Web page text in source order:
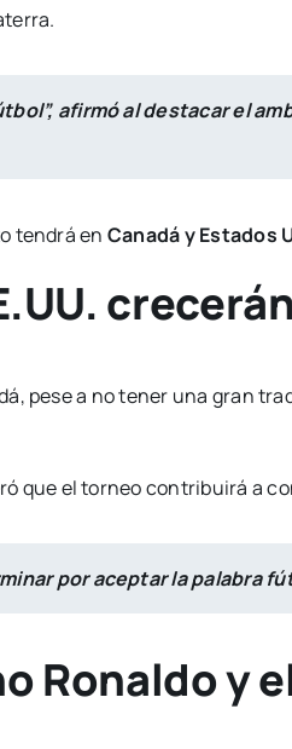
afirmó al destacar el
tendrá en Canadá y Estados
pese a no tener una gran
que el torneo contribuirá a
por aceptar la palabra
Ronaldo y